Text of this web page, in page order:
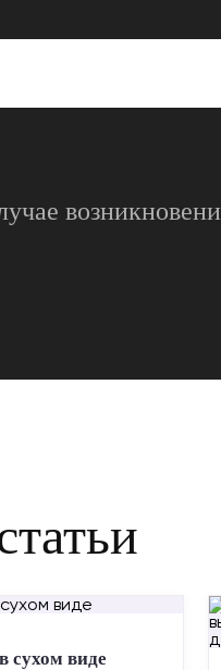
сухом виде